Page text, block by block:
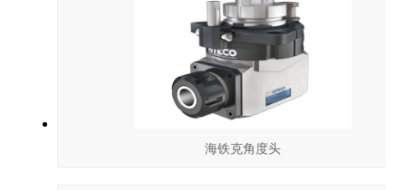
海铁克角度头